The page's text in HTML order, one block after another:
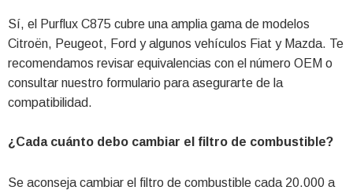
Sí, el Purflux C875 cubre una amplia gama de modelos
Citroën, Peugeot, Ford y algunos vehículos Fiat y Mazda. Te
recomendamos revisar equivalencias con el número OEM o
consultar nuestro formulario para asegurarte de la
compatibilidad.
¿Cada cuánto debo cambiar el filtro de combustible?
Se aconseja cambiar el filtro de combustible cada 20.000 a